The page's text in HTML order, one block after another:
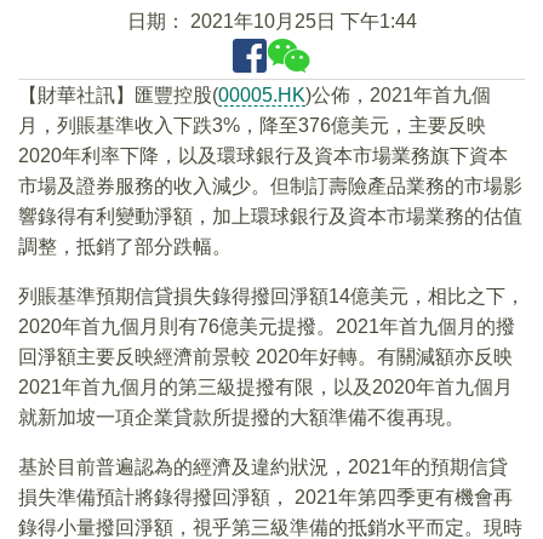
日期： 2021年10月25日 下午1:44
【財華社訊】匯豐控股(00005.HK)公佈，2021年首九個
月，列賬基準收入下跌3%，降至376億美元，主要反映
2020年利率下降，以及環球銀行及資本市場業務旗下資本
市場及證券服務的收入減少。但制訂壽險產品業務的市場影
響錄得有利變動淨額，加上環球銀行及資本市場業務的估值
調整，抵銷了部分跌幅。
列賬基準預期信貸損失錄得撥回淨額14億美元，相比之下，
2020年首九個月則有76億美元提撥。2021年首九個月的撥
回淨額主要反映經濟前景較 2020年好轉。有關減額亦反映
2021年首九個月的第三級提撥有限，以及2020年首九個月
就新加坡一項企業貸款所提撥的大額準備不復再現。
基於目前普遍認為的經濟及違約狀況，2021年的預期信貸
損失準備預計將錄得撥回淨額， 2021年第四季更有機會再
錄得小量撥回淨額，視乎第三級準備的抵銷水平而定。現時